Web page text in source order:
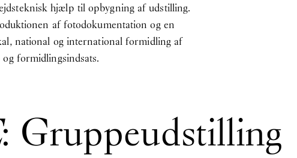
hjælp til opbygning af udstilling.
af fotodokumentation og en
national og international formidling af
formidlingsindsats.
: Gruppeudstilling